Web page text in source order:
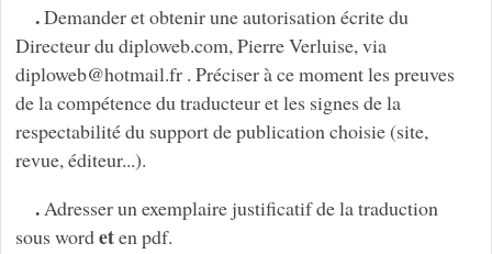
.Demander et obtenir une autorisation écrite du
Directeur du diploweb.com, Pierre Verluise, via
diploweb@hotmail.fr . Préciser à ce moment les preuves
de la compétence du traducteur et les signes de la
respectabilité du support de publication choisie (site,
revue, éditeur...).
.Adresser un exemplaire justificatif de la traduction
sous wordeten pdf.